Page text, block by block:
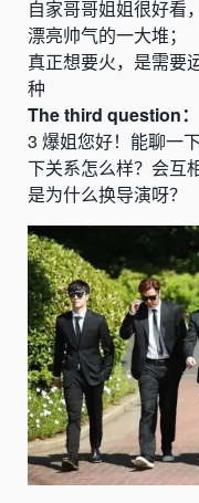
自家哥哥姐姐很好看
漂亮帅气的一大堆；
真正想要火，是需要
种
Thethird question：
3 爆姐您好！ 能聊一
下关系怎么样？会互
是为什么换导演呀？